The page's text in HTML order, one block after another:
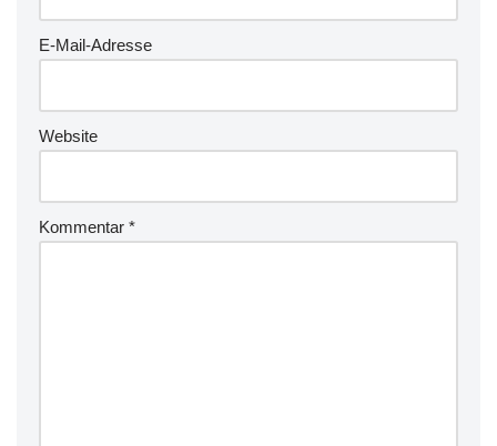
E-Mail-Adresse
Website
Kommentar *